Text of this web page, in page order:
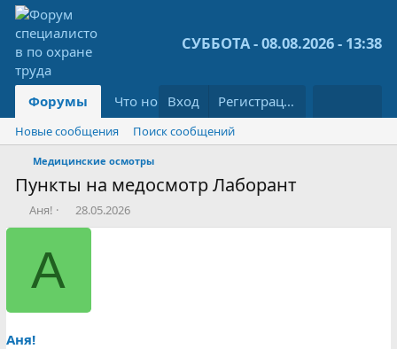
СУББОТА - 08.08.2026 - 13:38
Форумы Что нового? Библиотека
Вход Регистрация
Новые сообщения Поиск сообщений
Медицинские осмотры
Пункты на медосмотр Лаборант
А
в
т
ы
Аня!
Д
а
28.05.2026
А
Аня!